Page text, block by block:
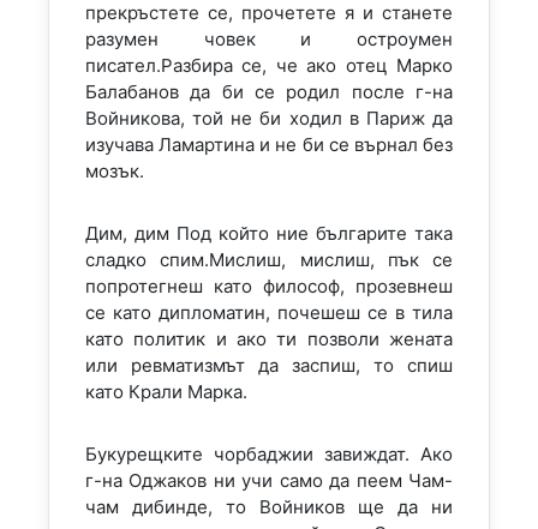
прекръстете се, прочетете я и станете
разумен човек и остроумен
писател.Разбира се, че ако отец Марко
Балабанов да би се родил после г-на
Войникова, той не би ходил в Париж да
изучава Ламартина и не би се върнал без
мозък.
Дим, дим Под който ние българите така
сладко спим.Мислиш, мислиш, пък се
попротегнеш като философ, прозевнеш
се като дипломатин, почешеш се в тила
като политик и ако ти позволи жената
или ревматизмът да заспиш, то спиш
като Крали Марка.
Букурещките чорбаджии завиждат. Ако
г-на Оджаков ни учи само да пеем Чам-
чам дибинде, то Войников ще да ни